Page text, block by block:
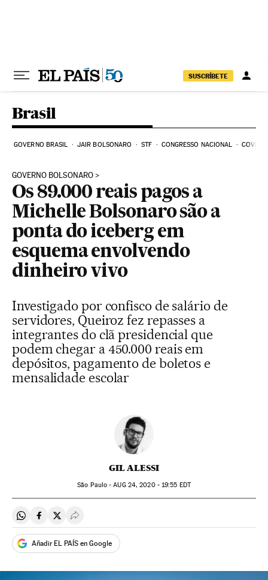
SUSCRÍBETE
Brasil
GOVERNO BRASIL JAIR BOLSONARO STF CONGRESSO NACIONAL COVID-
GOVERNO BOLSONARO
Os 89.000 reais pagos a
Michelle Bolsonaro são a
ponta do iceberg em
esquema envolvendo
dinheiro vivo
Investigado por confisco de salário de
servidores, Queiroz fez repasses a
integrantes do clã presidencial que
podem chegar a 450.000 reais em
depósitos, pagamento de boletos e
mensalidade escolar
GIL ALESSI
São Paulo -AUG24, 2020 - 19:55 EDT
Compartir en Whatsapp
Compartir en Facebook
Compartir en Twitter
Desplegar Redes Sociales
Añadir EL PAÍS en Google